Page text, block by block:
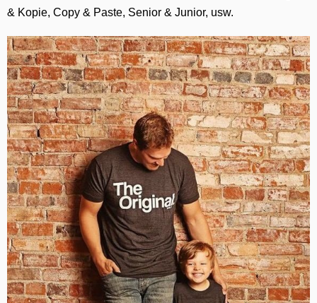
& Kopie, Copy & Paste, Senior & Junior, usw.